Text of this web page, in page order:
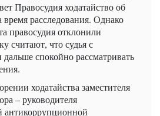
Правосудия ходатайство об
время расследования. Однако
правосудия отклонили
считают, что судья с
спокойно рассматривать
ходатайства заместителя
– руководителя
антикоррупционной